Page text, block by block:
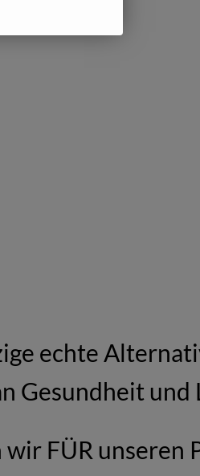
echte
Gesundheit und
FÜR unseren